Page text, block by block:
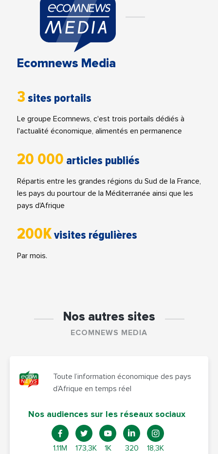
Ecomnews Media
3 sites portails
Le groupe Ecomnews, c'est trois portails dédiés à
l'actualité économique, alimentés en permanence
20 000 articles publiés
Répartis entre les grandes régions du Sud de la France,
les pays du pourtour de la Méditerranée ainsi que les
pays d'Afrique
200Kvisites régulières
Par mois.
Nos autres sites
ECOMNEWS MEDIA
Toute l’information économique des pays
d’Afrique en temps réel
Nos audiences sur les réseaux sociaux
1.11M 173,3K 1K 320 18,3K